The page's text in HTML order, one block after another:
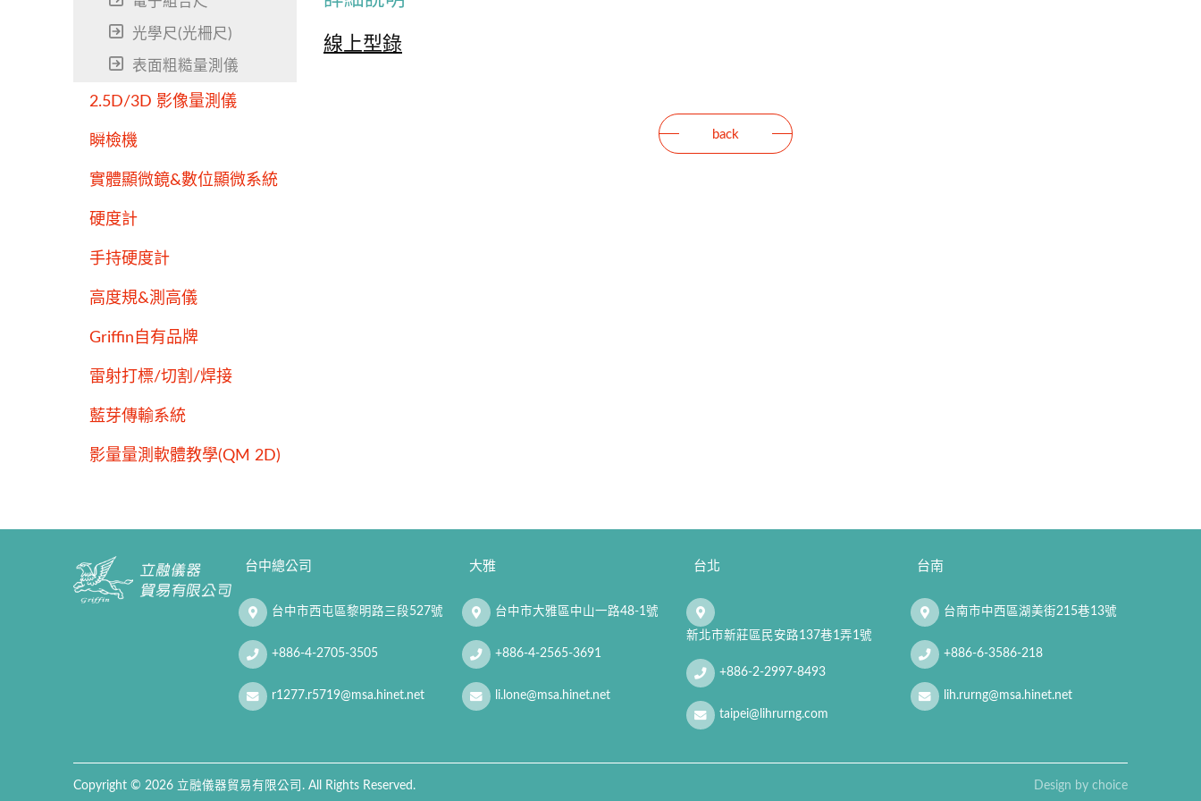
光學尺(光柵尺)
表面粗糙量測儀
2.5D/3D 影像量測儀
瞬檢機
實體顯微鏡&數位顯微系統
硬度計
手持硬度計
高度規&測高儀
Griffin自有品牌
雷射打標/切割/焊接
藍芽傳輸系統
影量量測軟體教學(QM 2D)
線上型錄
back
台中總公司
台中市西屯區黎明路三段527號
+886-4-2705-3505
r1277.r5719@msa.hinet.net
大雅
台中市大雅區中山一路48-1號
+886-4-2565-3691
li.lone@msa.hinet.net
台北
新北市新莊區民安路137巷1弄1號
+886-2-2997-8493
taipei@lihrurng.com
台南
台南市中西區湖美街215巷13號
+886-6-3586-218
lih.rurng@msa.hinet.net
Copyright © 2026 立融儀器貿易有限公司. All Rights Reserved. Design by choice